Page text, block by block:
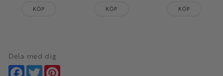
KÖP KÖP KÖP
Dela med dig
Facebook
Twitter